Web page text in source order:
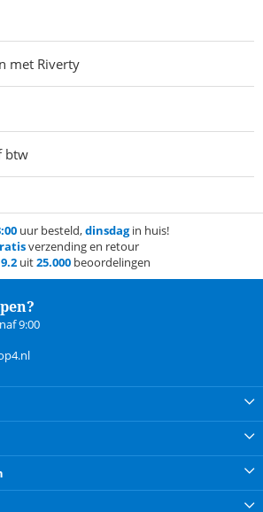
met Riverty
btw
uur besteld,dinsdagin huis!
verzending en retour
9.2 uit25.000 beoordelingen
9:00